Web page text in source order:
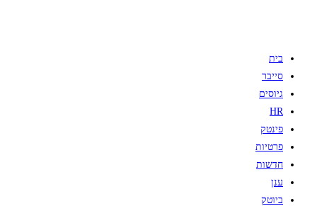
בית
סייבר
גיוסים
HR
פינטק
פרטיות
חדשות
ענן
ביוטק